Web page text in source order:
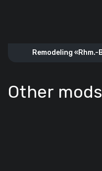
Remodeling
Other